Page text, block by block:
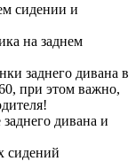
сидении и
на заднем
заднего дивана в
при этом важно,
дивана и
сидений